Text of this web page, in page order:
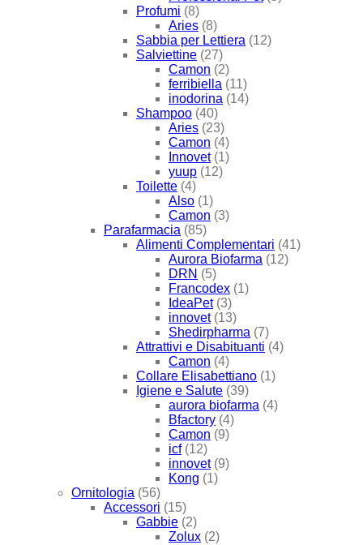
Profumi (8)
Aries (8)
Sabbia per Lettiera (12)
Salviettine (27)
Camon (2)
ferribiella (11)
inodorina (14)
Shampoo (40)
Aries (23)
Camon (4)
Innovet (1)
yuup (12)
Toilette (4)
Also (1)
Camon (3)
Parafarmacia (85)
Alimenti Complementari (41)
Aurora Biofarma (12)
DRN (5)
Francodex (1)
IdeaPet (3)
innovet (13)
Shedirpharma (7)
Attrattivi e Disabituanti (4)
Camon (4)
Collare Elisabettiano (1)
Igiene e Salute (39)
aurora biofarma (4)
Bfactory (4)
Camon (9)
icf (12)
innovet (9)
Kong (1)
Ornitologia (56)
Accessori (15)
Gabbie (2)
Zolux (2)